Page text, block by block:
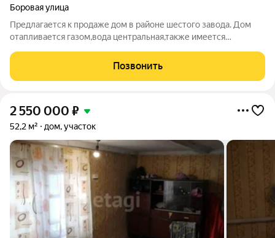
Боровая улица
Предлагается к продаже дом в районе шестого завода. Дом
отапливается газом,вода центральная,также имеется
профилем. Имеются все надворные постройки (тех
помещение, баня),глубокий погреб. Участок
Позвонить
2 550 000 ₽
52,2 м² дом, участок